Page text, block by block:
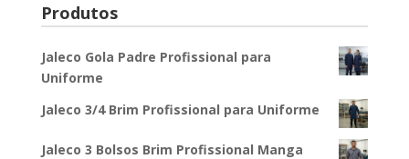
Produtos
Jaleco Gola Padre Profissional para
Uniforme
Jaleco 3/4 Brim Profissional para Uniforme
Jaleco 3 Bolsos Brim Profissional Manga